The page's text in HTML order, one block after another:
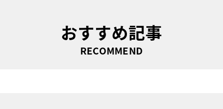
おすすめ記事
RECOMMEND